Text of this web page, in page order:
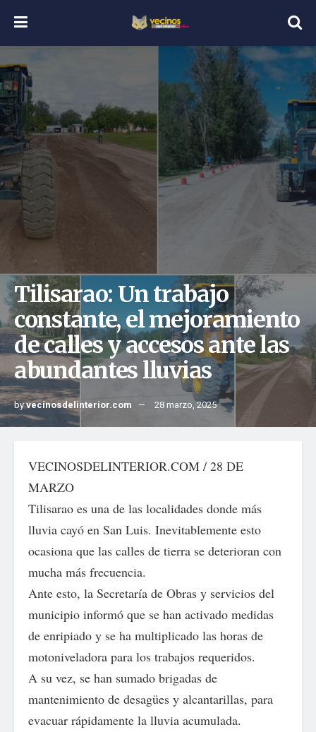
Tilisarao: Un trabajo
constante, el mejoramiento
de calles y accesos ante las
abundantes lluvias
byvecinosdelinterior.com 28 marzo, 2025
VECINOSDELINTERIOR.COM / 28 DE
MARZO
Tilisarao es una de las localidades donde más
lluvia cayó en San Luis. Inevitablemente esto
ocasiona que las calles de tierra se deterioran con
mucha más frecuencia.
Ante esto, la Secretaría de Obras y servicios del
municipio informó que se han activado medidas
de enripiado y se ha multiplicado las horas de
motoniveladora para los trabajos requeridos.
A su vez, se han sumado brigadas de
mantenimiento de desagües y alcantarillas, para
evacuar rápidamente la lluvia acumulada.